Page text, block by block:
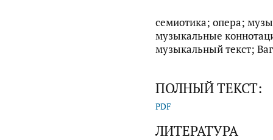
семиотика; опера;
музыкальные
музыкальный текст;
ПОЛНЫЙ ТЕКСТ:
PDF
ЛИТЕРАТУРА